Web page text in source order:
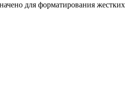
для форматирования